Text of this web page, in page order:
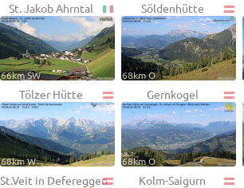
St. Jakob Ahrntal
66km SW
Söldenhütte
68km O
Tölzer Hütte
68km W
Gernkogel
68km O
St.Veit in Defereggen Kolm-Saigurn